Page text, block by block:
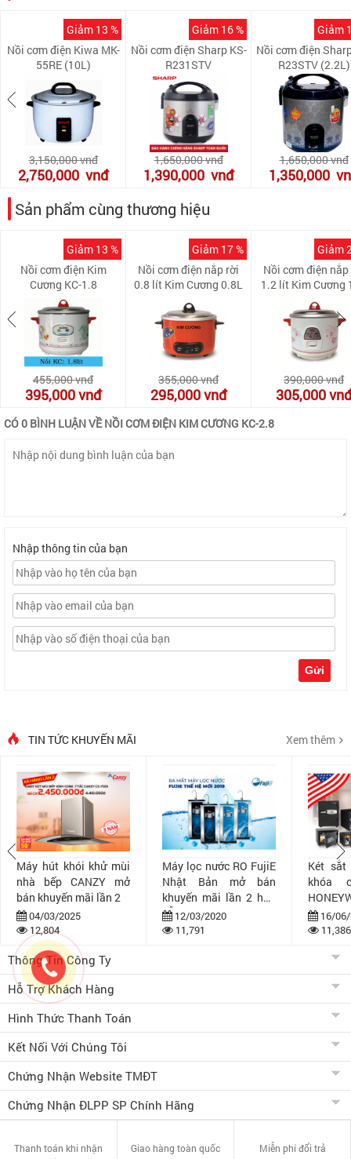
Giảm 13 %
Nồi cơm điện Kiwa MK-
55RE (10L)
3,150,000vnđ
2,750,000 vnđ
Giảm 16 %
Nồi cơm điện Sharp KS-
R231STV
1,650,000vnđ
1,390,000 vnđ
Giảm
Nồi cơm điện
R23STV (2.2L)
1,650,000vnđ
1,350,000
Sản phẩm cùng thương hiệu
Giảm 13 %
Nồi cơm điện Kim
Cương KC-1.8
455,000vnđ
395,000vnđ
Giảm 17 %
Nồi cơm điện nắp rời
0.8 lít Kim Cương 0.8L
(08L)
355,000vnđ
295,000vnđ
Giảm
Nồi cơm điện
1.2 lít Kim Cương
390,000vnđ
305,000
CÓ 0 BÌNH LUẬN VỀ NỒI CƠM ĐIỆN KIM CƯƠNG KC-2.8
Nhập thông tin của bạn
Gửi
TIN TỨC KHUYẾN MÃI Xem thêm
Máy hút khói khử mùi
nhà bếp CANZY mở
bán khuyến mãi lần 2
04/03/2025
12,804
Máy lọc nước RO FujiE
Nhật Bản mở bán
khuyến mãi lần 2 hấp
dẫn12/03/2020
11,791
Két sắt
khóa
bán16/
11,386
Thông Tin Công Ty
Hỗ Trợ Khách Hàng
Hình Thức Thanh Toán
Kết Nối Với Chúng Tôi
Chứng Nhận Website TMĐT
Chứng Nhận ĐLPP SP Chính Hãng
Thanh toán khi nhận
Giao hàng toàn quốc Miễn phí đổi trả